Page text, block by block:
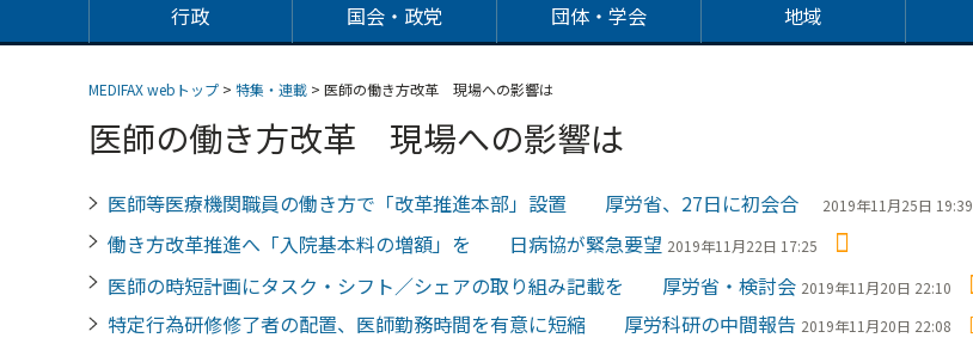
行政 国会・政党 団体・学会 地域
MEDIFAX webトップ > 特集・連載 > 医師の働き方改革 現場への影響は
医師の働き方改革 現場への影響は
医師等医療機関職員の働き方で「改革推進本部」設置 厚労省、27日に初会合 2019年11月25日 19:39
働き方改革推進へ「入院基本料の増額」を 日病協が緊急要望 2019年11月22日 17:25
医師の時短計画にタスク・シフト／シェアの取り組み記載を 厚労省・検討会 2019年11月20日 22:10
特定行為研修修了者の配置、医師勤務時間を有意に短縮 厚労科研の中間報告 2019年11月20日 22:08